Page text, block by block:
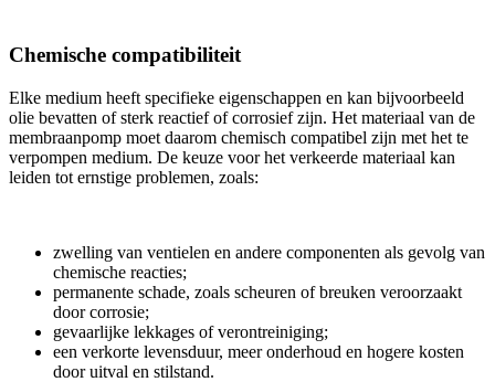
Chemische compatibiliteit
Elke medium heeft specifieke eigenschappen en kan bijvoorbeeld
olie bevatten of sterk reactief of corrosief zijn. Het materiaal van de
membraanpomp moet daarom chemisch compatibel zijn met het te
verpompen medium. De keuze voor het verkeerde materiaal kan
leiden tot ernstige problemen, zoals:
zwelling van ventielen en andere componenten als gevolg van
chemische reacties;
permanente schade, zoals scheuren of breuken veroorzaakt
door corrosie;
gevaarlijke lekkages of verontreiniging;
een verkorte levensduur, meer onderhoud en hogere kosten
door uitval en stilstand.